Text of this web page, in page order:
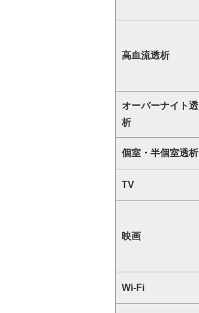
高血流透析
オーバーナイト透
析
個室・半個室透析
TV
映画
Wi-Fi